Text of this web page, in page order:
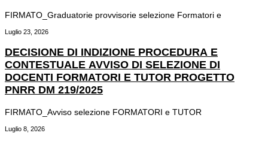
FIRMATO_Graduatorie provvisorie selezione Formatori e
Luglio 23, 2026
DECISIONE DI INDIZIONE PROCEDURA E
CONTESTUALE AVVISO DI SELEZIONE DI
DOCENTI FORMATORI E TUTOR PROGETTO
PNRR DM 219/2025
FIRMATO_Avviso selezione FORMATORI e TUTOR
Luglio 8, 2026